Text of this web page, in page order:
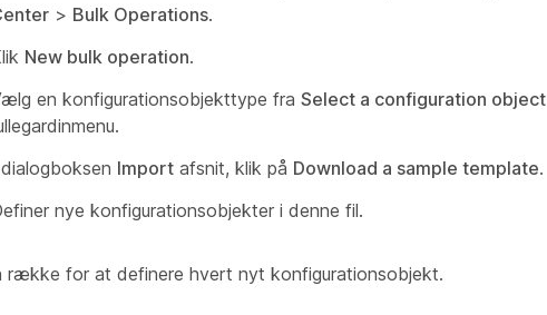
> Bulk Operations.
New bulk operation.
en konfigurationsobjekttype fra Select a configuration object
Import afsnit, klik på Download a sample template.
nye konfigurationsobjekter i denne fil.
række for at definere hvert nyt konfigurationsobjekt.